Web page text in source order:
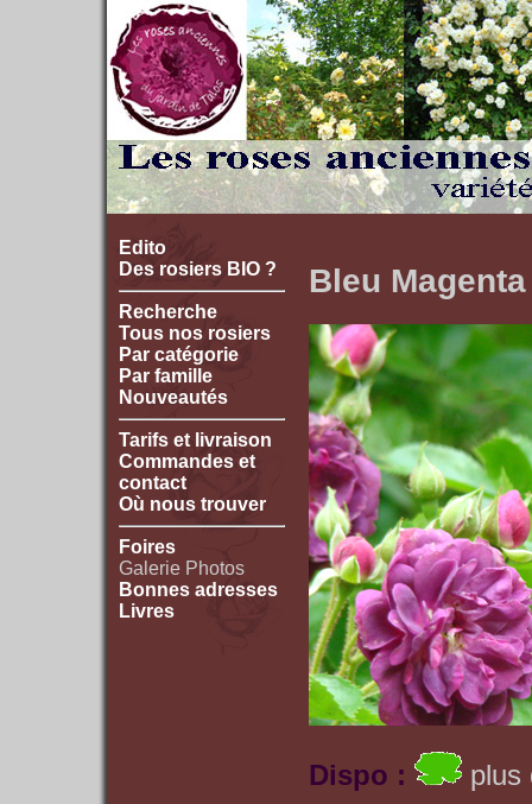
Edito
Des rosiers BIO ?
Recherche
Tous nos rosiers
Par catégorie
Par famille
Nouveautés
Tarifs et livraison
Commandes et
contact
Où nous trouver
Foires
Galerie Photos
Bonnes adresses
Livres
Bleu Magenta
Dispo :
plus